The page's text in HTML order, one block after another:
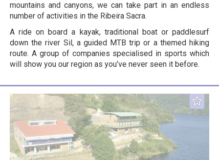
mountains and canyons, we can take part in an endless
number of activities in the Ribeira Sacra.
A ride on board a kayak, traditional boat or paddlesurf
down the river Sil, a guided MTB trip or a themed hiking
route. A group of companies specialised in sports which
will show you our region as you’ve never seen it before.